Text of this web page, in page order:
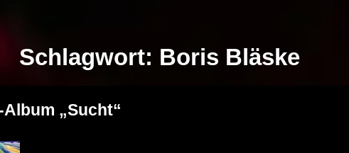
Schlagwort: Boris Bläske
„Sucht“